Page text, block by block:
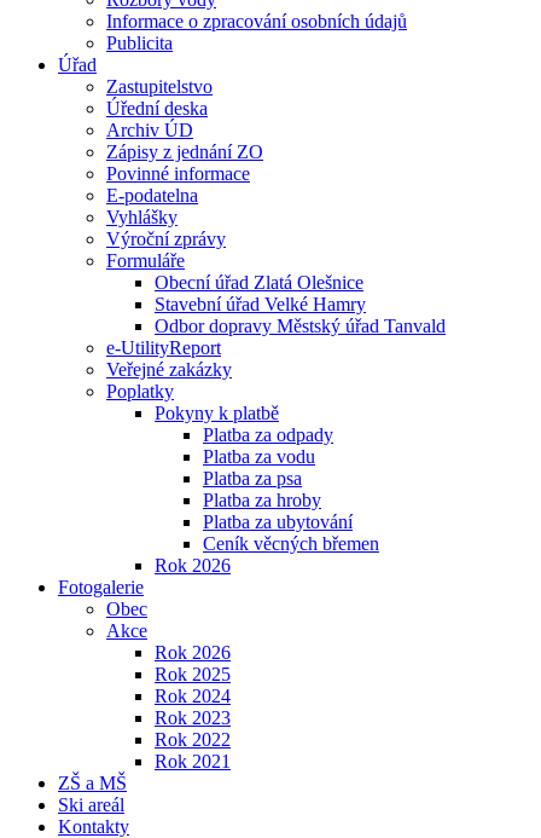
Informace o zpracování osobních údajů
Publicita
Úřad
Zastupitelstvo
Úřední deska
Archiv ÚD
Zápisy z jednání ZO
Povinné informace
E-podatelna
Vyhlášky
Výroční zprávy
Formuláře
Obecní úřad Zlatá Olešnice
Stavební úřad Velké Hamry
Odbor dopravy Městský úřad Tanvald
e-UtilityReport
Veřejné zakázky
Poplatky
Pokyny k platbě
Platba za odpady
Platba za vodu
Platba za psa
Platba za hroby
Platba za ubytování
Ceník věcných břemen
Rok 2026
Fotogalerie
Obec
Akce
Rok 2026
Rok 2025
Rok 2024
Rok 2023
Rok 2022
Rok 2021
ZŠ a MŠ
Ski areál
Kontakty